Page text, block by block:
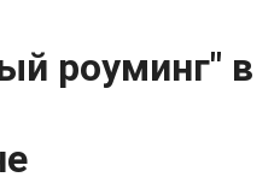
роуминг" в